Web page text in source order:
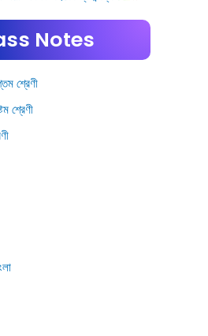
Notes
শ্রেণী
শ্রেণী